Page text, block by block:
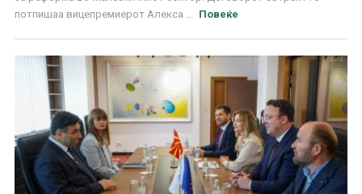
потпишаа вицепремиерот Алекса ...
Повеќе